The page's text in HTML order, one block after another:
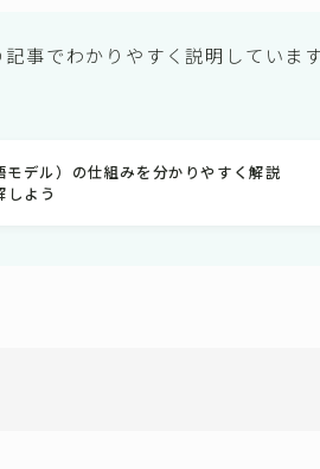
事でわかりやすく説明していま
デル）の仕組みを分かりやすく解説
しよう